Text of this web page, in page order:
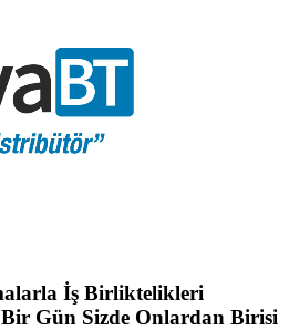
İş Birliktelikleri
Bir Gün Sizde Onlardan Birisi